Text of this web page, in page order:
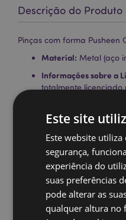
Descrição do Produto
Pinças com forma Pusheen
Material: Metal (aço
Informações sobre a
totalmente licenciado
Se estiver fora
produto, pois, se o
sua encomenda. Se
contacte a nossa
License Territories:
Áustria, Azerbaijão,
(Espanha),
Herzegovina,
Ceuta e Melilha,
Chipre, República
Finlândia
Este site
Este website
segurança,
experiência do
suas preferências
pode alterar as
qualquer altura no